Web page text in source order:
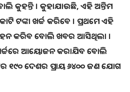
କୁହନ୍ତି । କୁହାଯାଉଛି, ଏହି ଅନ୍ତିମ
ଟଙ୍କା ଖର୍ଚ୍ଚ କରିବେ । ପ୍ରଥମେ ଏହି
ବହନ କରିବ ବୋଲି ଖବର ଆସିଥିଲା ।
ଆୟୋଜନ କରାଯିବ ବୋଲି
୧୯୦ ଦେଶର ପ୍ରାୟ ୬୪୦୦ ଜଣ ଯୋଗ